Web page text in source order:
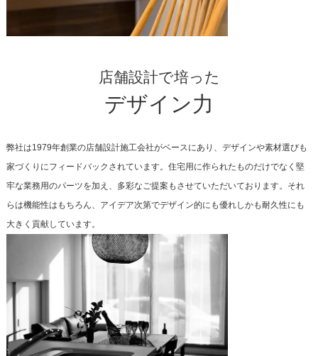
店舗設計で培った
デザイン力
弊社は1979年創業の店舗設計施工会社がベースにあり、デザインや素材選びも
家づくりにフィードバックされています。住宅用に作られたものだけでなく堅
牢な業務用のパーツを加え、多彩なご提案もさせていただいております。それ
らは機能性はもちろん、アイデア次第でデザイン的にも優れしかも耐久性にも
大きく貢献しています。